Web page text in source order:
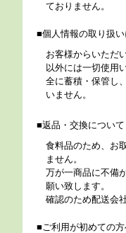
ておりません。
個人情報の取り扱
お客様からいただ
以外には一切使用
全に蓄積・保管し
いません。
返品・交換について
食料品のため、お
ません。
万が一商品に不備
願い致します。
確認のため配送会
ご利用が初めての